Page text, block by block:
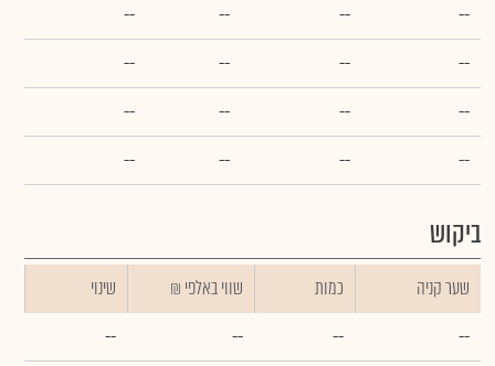
--
--
--
--
--
--
--
--
--
--
--
--
--
--
--
--
ביקוש
שער קניה כמות ₪ שווי באלפי
שינוי
--
--
--
--